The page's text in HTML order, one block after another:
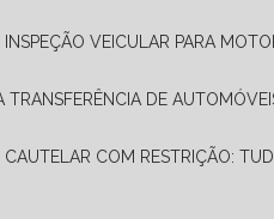
INSPEÇÃO VEICULAR PARA
TRANSFERÊNCIA DE
CAUTELAR COM RESTRIÇÃO: